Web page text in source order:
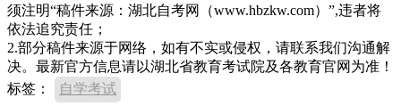
须注明“稿件来源：湖北自考网（www.hbzkw.com）”,违者将
依法追究责任；
2.部分稿件来源于网络，如有不实或侵权，请联系我们沟通解
决。最新官方信息请以湖北省教育考试院及各教育官网为准！
标签：
自学考试